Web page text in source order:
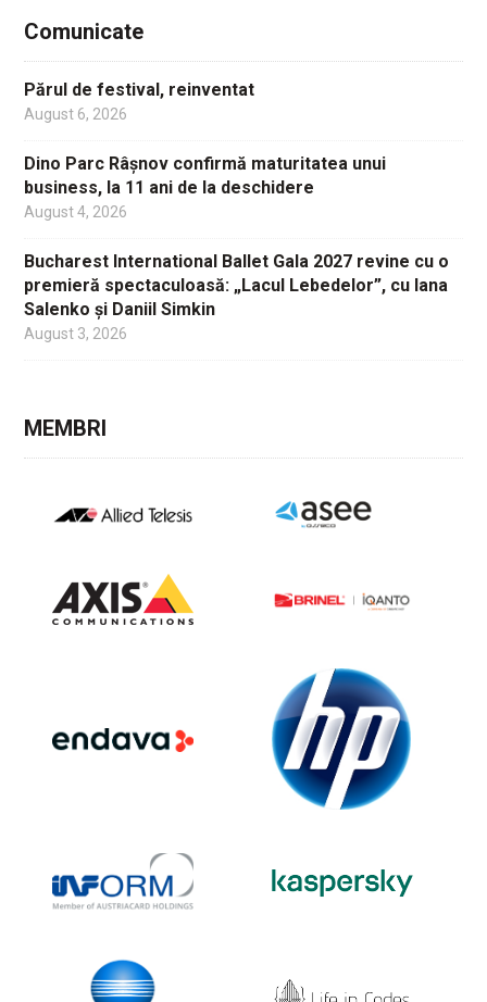
Comunicate
Părul de festival, reinventat
August 6, 2026
Dino Parc Râșnov confirmă maturitatea unui
business, la 11 ani de la deschidere
August 4, 2026
Bucharest International Ballet Gala 2027 revine cu o
premieră spectaculoasă: „Lacul Lebedelor”, cu Iana
Salenko și Daniil Simkin
August 3, 2026
MEMBRI